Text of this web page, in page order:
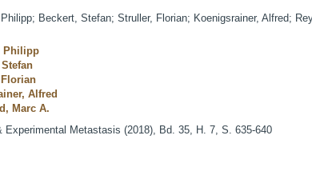
; Beckert, Stefan; Struller, Florian; Koenigsrainer, Alfred;
Philipp
Alfred
Marc A.
Experimental Metastasis (2018), Bd. 35, H. 7, S. 635-640